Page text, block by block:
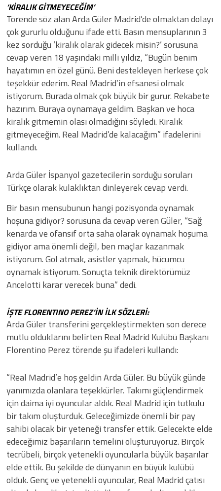
‘KİRALIK GİTMEYECEĞİM’
Törende söz alan Arda Güler Madrid’de olmaktan dolayı
çok gururlu olduğunu ifade etti. Basın mensuplarının 3
kez sorduğu ‘kiralık olarak gidecek misin?’ sorusuna
cevap veren 18 yaşındaki milli yıldız, “Bugün benim
hayatımın en özel günü. Beni destekleyen herkese çok
teşekkür ederim. Real Madrid’in efsanesi olmak
istiyorum. Burada olmak çok büyük bir gurur. Rekabete
hazırım. Buraya oynamaya geldim. Başkan ve hoca
kiralık gitmemin olası olmadığını söyledi. Kiralık
gitmeyeceğim. Real Madrid’de kalacağım” ifadelerini
kullandı.
Arda Güler İspanyol gazetecilerin sorduğu soruları
Türkçe olarak kulaklıktan dinleyerek cevap verdi.
Bir basın mensubunun hangi pozisyonda oynamak
hoşuna gidiyor? sorusuna da cevap veren Güler, “Sağ
kenarda ve ofansif orta saha olarak oynamak hoşuma
gidiyor ama önemli değil, ben maçlar kazanmak
istiyorum.Gol atmak, asistler yapmak, hücumcu
oynamak istiyorum.Sonuçta teknik direktörümüz
Ancelotti karar verecek buna” dedi.
İŞTE FLORENTINO PEREZ’İN İLK SÖZLERİ:
Arda Güler transferini gerçekleştirmekten son derece
mutlu olduklarını belirten Real Madrid Kulübü Başkanı
Florentino Perez törende şu ifadeleri kullandı:
“Real Madrid’e hoş geldin Arda Güler. Bu büyük günde
yanımızda olanlara teşekkürler. Takımı güçlendirmek
için daima iyi oyuncular aldık. Real Madrid için tutkulu
bir takım oluşturduk. Geleceğimizde önemli bir pay
sahibi olacak bir yeteneği transfer ettik. Gelecekte elde
edeceğimiz başarıların temelini oluşturuyoruz. Birçok
tecrübeli, birçok yetenekli oyuncularla büyük başarılar
elde ettik. Bu şekilde de dünyanın en büyük kulübü
olduk. Genç ve yetenekli oyuncular, Real Madrid çatısı